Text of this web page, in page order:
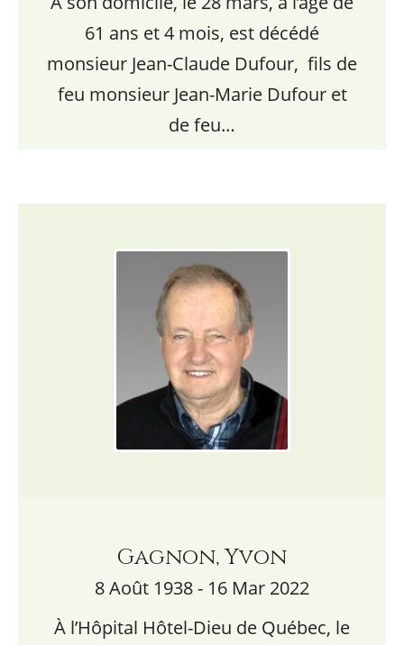
61 ans et 4 mois, est décédé
monsieur Jean-Claude Dufour, fils de
feu monsieur Jean-Marie Dufour et
de feu…
Gagnon, Yvon
8 Août 1938 - 16 Mar 2022
À l’Hôpital Hôtel-Dieu de Québec, le